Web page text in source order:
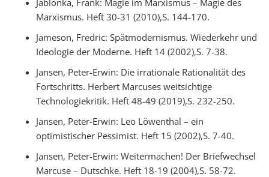
Jablonka, Frank: Magie im Marxismus – Magie des
Marxismus. Heft 30-31 (2010),S. 144-170.
Jameson, Fredric: Spätmodernismus. Wiederkehr und
Ideologie der Moderne. Heft 14 (2002),S. 7-38.
Jansen, Peter-Erwin: Die irrationale Rationalität des
Fortschritts. Herbert Marcuses weitsichtige
Technologiekritik. Heft 48-49 (2019),S. 232-250.
Jansen, Peter-Erwin: Leo Löwenthal – ein
optimistischer Pessimist. Heft 15 (2002),S. 7-40.
Jansen, Peter-Erwin: Weitermachen! Der Briefwechsel
Marcuse – Dutschke. Heft 18-19 (2004),S. 58-72.